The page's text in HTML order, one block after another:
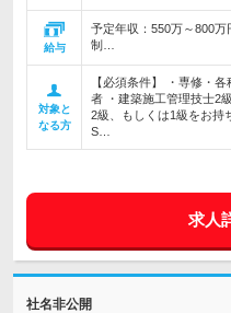
給与
予定年収：550万～800
制…
対象と
なる方
【必須条件】 ・専修・
者 ・建築施工管理技士2
2級、もしくは1級をお持
S…
求人
社名非公開